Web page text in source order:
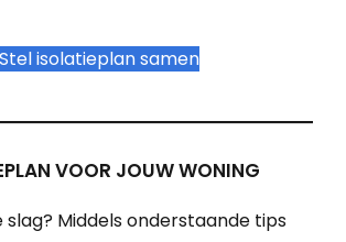
Stel isolatieplan samen
VOOR JOUW WONING
slag? Middels onderstaande tips